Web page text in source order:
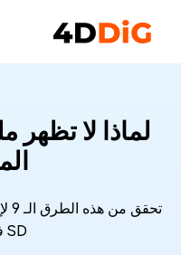
SD في المعرض.